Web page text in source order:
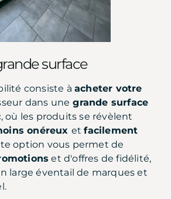
surface
consiste à acheter votre
dans une grande surface
où les produits se révèlent
onéreux etfacilement
option vous permet de
et d'offres de fidélité,
large éventail de marques et